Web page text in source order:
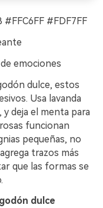
#FDF7FF
emociones
dulce, estos
Usa lavanda
deja el menta para
funcionan
pequeñas, no
trazos más
que las formas se
dulce